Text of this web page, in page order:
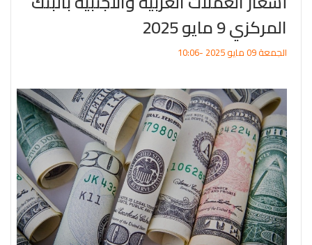
المركزي 9 مايو 2025
الجمعة 09 مايو 2025 -10:06